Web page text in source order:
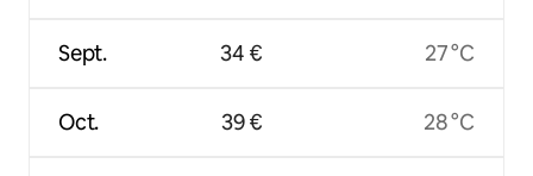
Sept.
Oct.
34 €
39 €
27 °C
28 °C